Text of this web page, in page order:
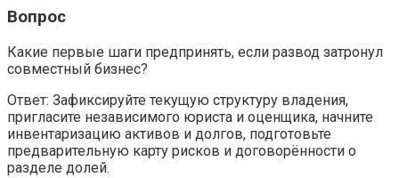
Вопрос
Какие первые шаги предпринять, если развод затронул
совместный бизнес?
Ответ: Зафиксируйте текущую структуру владения,
пригласите независимого юриста и оценщика, начните
инвентаризацию активов и долгов, подготовьте
предварительную карту рисков и договорённости о
разделе долей.